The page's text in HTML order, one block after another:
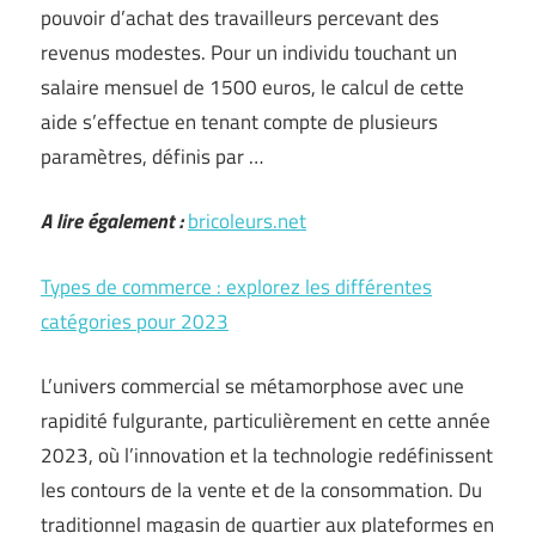
pouvoir d’achat des travailleurs percevant des
revenus modestes. Pour un individu touchant un
salaire mensuel de 1500 euros, le calcul de cette
aide s’effectue en tenant compte de plusieurs
paramètres, définis par …
A lire également :bricoleurs.net
Types de commerce : explorez les différentes
catégories pour 2023
L’univers commercial se métamorphose avec une
rapidité fulgurante, particulièrement en cette année
2023, où l’innovation et la technologie redéfinissent
les contours de la vente et de la consommation. Du
traditionnel magasin de quartier aux plateformes en